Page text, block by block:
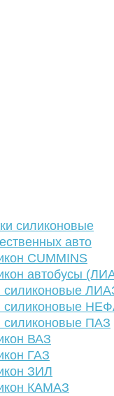
силиконовые
авто
CUMMINS
автобусы
силиконовые
силиконовые
силиконовые ПАЗ
ВАЗ
ГАЗ
ЗИЛ
КАМАЗ